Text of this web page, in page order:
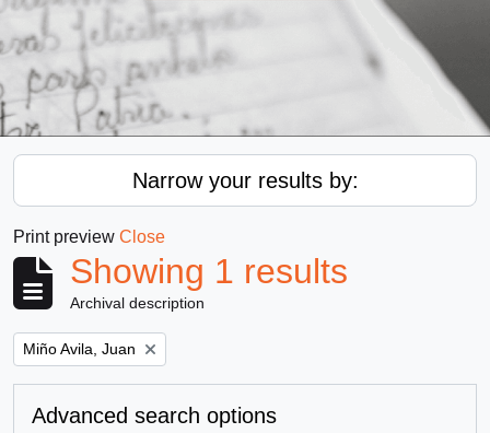
Narrow your results by:
Print preview Close
Showing 1 results
Archival description
Remove filter:
Miño Avila, Juan
Advanced search options